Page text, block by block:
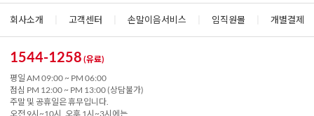
회사소개 고객센터 손말이음서비스 임직원몰 개별결제
1544-1258 (유료)
평일 AM 09:00 ~ PM 06:00
점심 PM 12:00 ~ PM 13:00 (상담불가)
주말 및 공휴일은 휴무입니다.
오전 9시~10시, 오후 1시~3시에는